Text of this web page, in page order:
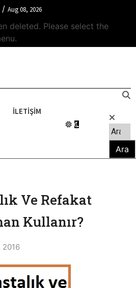
/ Aug 08, 2026
deleted. Please select the
İLETIŞIM
Ve Refakat
Kullanır?
2016